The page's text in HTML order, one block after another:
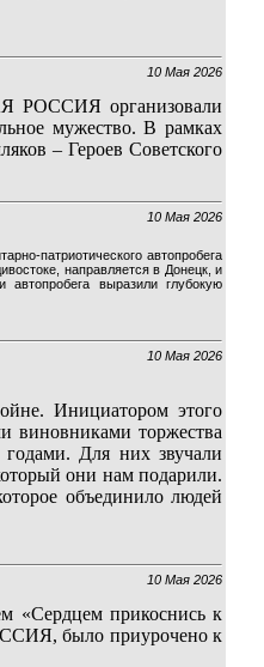
10 Мая 2026
РОССИЯ организовали
мужество. В рамках
– Героев Советского
10 Мая 2026
патриотического автопробега
направляется в Донецк, и
выразили глубокую
10 Мая 2026
Инициатором этого
торжества
Для них звучали
они нам подарили.
объединило людей
10 Мая 2026
«Сердцем прикоснись к
было приурочено к